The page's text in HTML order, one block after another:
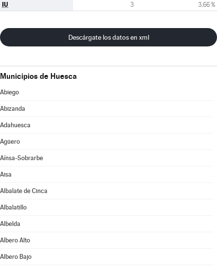
IU 3 3,66 %
Descárgate los datos en xml
Municipios de Huesca
Abiego
Abizanda
Adahuesca
Agüero
Aínsa-Sobrarbe
Aisa
Albalate de Cinca
Albalatillo
Albelda
Albero Alto
Albero Bajo